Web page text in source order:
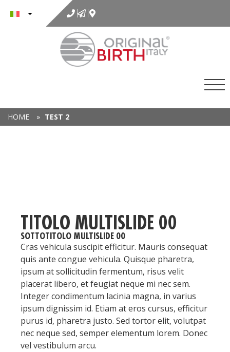
contenuto
HOME » TEST 2
TITOLO MULTISLIDE 00
SOTTOTITOLO MULTISLIDE 00
Cras vehicula suscipit efficitur. Mauris consequat
quis ante congue vehicula. Quisque pharetra,
ipsum at sollicitudin fermentum, risus velit
placerat libero, et feugiat neque mi nec sem.
Integer condimentum lacinia magna, in varius
ipsum dignissim id. Etiam at eros cursus, efficitur
purus id, pharetra justo. Sed tortor elit, volutpat
nec neque sed, semper elementum lorem. Donec
vel vestibulum arcu.